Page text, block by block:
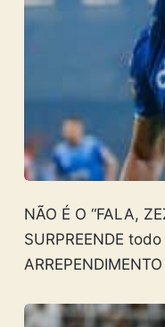
NÃO É O “FALA,
SURPREENDE